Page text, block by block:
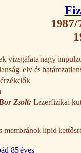
1987/
vizsgálata nagy
elv és
Zsolt: Lézerfizikai
membránok lipid
85 éves